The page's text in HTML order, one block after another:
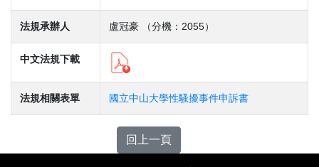
法規承辦人 盧冠豪 （分機：2055）
中文法規下載
法規相關表單 國立中山大學性騷擾事件申訴書
回上一頁